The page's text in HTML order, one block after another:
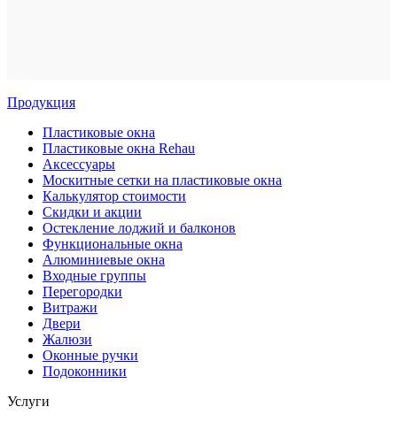
Продукция
Пластиковые окна
Пластиковые окна Rehau
Аксессуары
Москитные сетки на пластиковые окна
Калькулятор стоимости
Скидки и акции
Остекление лоджий и балконов
Функциональные окна
Алюминиевые окна
Входные группы
Перегородки
Витражи
Двери
Жалюзи
Оконные ручки
Подоконники
Услуги